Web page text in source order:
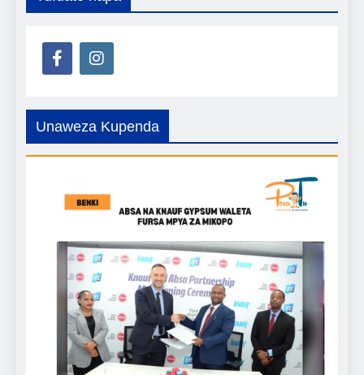
Unaweza Kupenda